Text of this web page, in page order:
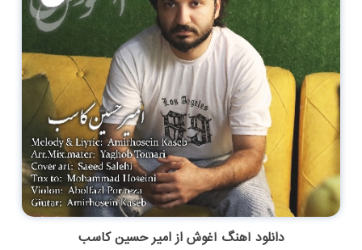
دانلود آهنگ آغوش از امیر حسین کاسب